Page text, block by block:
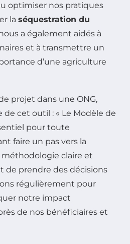
optimiser nos pratiques
la séquestration du
a également aidés à
et à transmettre un
d’une agriculture
projet dans une ONG,
de cet outil : « Le Modèle de
pour toute
faire un pas vers la
claire et
de prendre des décisions
régulièrement pour
notre impact
de nos bénéficiaires et